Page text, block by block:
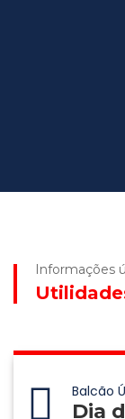
Informações
Balcão
Dia